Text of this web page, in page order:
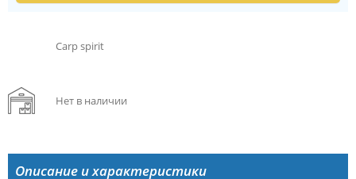
Carp spirit
Нет в наличии
Описание и характеристики